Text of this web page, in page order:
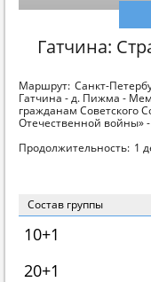
Гатчина:
Маршрут: Санкт-
Гатчина - д. Пижма -
гражданам Советского
Отечественной войны»
Продолжительность: 1
Состав группы
10+1
20+1